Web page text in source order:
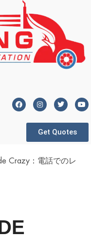
Get Quotes
Crazy：電話でのレ